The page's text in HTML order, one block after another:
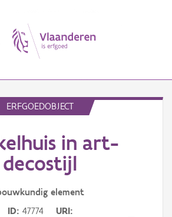
ERFGOEDOBJECT
in art-
decostijl
element
ID 47774
URI